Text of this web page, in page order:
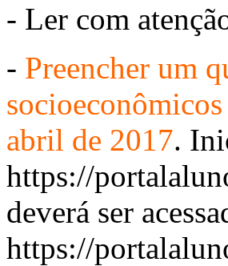
- Ler com
- Preencher um
abril de 2017.
https://
deverá ser
https://